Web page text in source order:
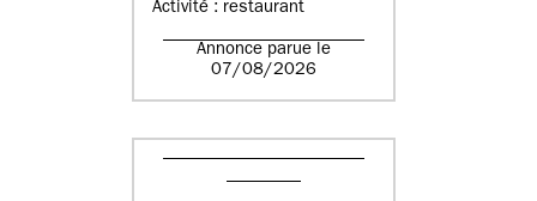
Activité : restaurant
Annonce parue le
07/08/2026